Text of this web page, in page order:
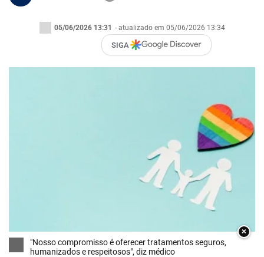
05/06/2026 13:31 - atualizado em 05/06/2026 13:34
SIGA
×
"Nosso compromisso é oferecer tratamentos seguros,
humanizados e respeitosos", diz médico